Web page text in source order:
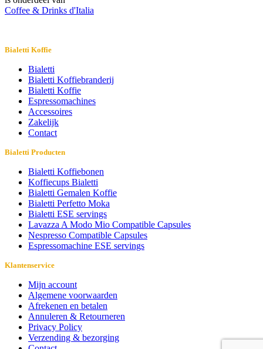
Coffee & Drinks d'Italia
Bialetti Koffie
Bialetti
Bialetti Koffiebranderij
Bialetti Koffie
Espressomachines
Accessoires
Zakelijk
Contact
Bialetti Producten
Bialetti Koffiebonen
Koffiecups Bialetti
Bialetti Gemalen Koffie
Bialetti Perfetto Moka
Bialetti ESE servings
Lavazza A Modo Mio Compatible Capsules
Nespresso Compatible Capsules
Espressomachine ESE servings
Klantenservice
Mijn account
Algemene voorwaarden
Afrekenen en betalen
Annuleren & Retourneren
Privacy Policy
Verzending & bezorging